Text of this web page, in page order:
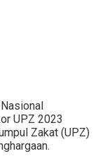
UPZ 2023
Zakat (UPZ)